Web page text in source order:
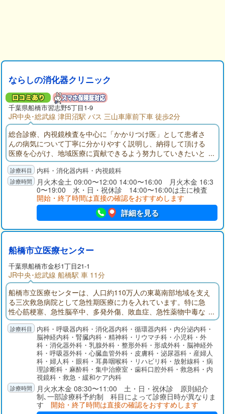
ならしの消化器クリニック
千葉県船橋市習志野5丁目1-9
JR中央･総武線 津田沼駅 バス 三山車庫前下車 徒歩2分
総合診療、内視鏡検査を中心に「かかりつけ医」として患者さ
んの病気について丁寧に分かりやすく説明し、納得して頂ける
医療を心がけ、地域医療に貢献できるよう努力していきたいと
思っております。
内科・消化器内科・内視鏡科
月火木金土 09:00〜12:00 14:00〜16:00 月火木金 16:3
0〜19:00 水・日・祝休診 14:00〜16:00は主に検査
開始・終了時間は直接の確認をおすすめします
詳細を見る
船橋市立医療センター
千葉県船橋市金杉1丁目21-1
JR中央･総武線 船橋駅 車 11分
船橋市立医療センターは、人口約110万人の東葛南部地域を支え
る三次救急病院として急性期医療に力を入れています。特に急
性心筋梗塞、急性脳卒中、多発外傷、敗血症、急性薬物中毒な
ど超急性期治療が必要な疾患に対応し、その後の集中治療まで
の一貫した診療を提供しているのが特徴です。質が高く密度の
濃い医療サービス、さらには急性期リハビリ、回復期・療養型
病床、そして在宅療養に向けて患者さんが切れ目なく円滑に移
行できるよう取り組んでいます。
内科・呼吸器内科・消化器内科・循環器内科・内分泌内科・
脳神経内科・腎臓内科・精神科・リウマチ科・小児科・外
科・消化器外科・乳腺外科・整形外科・形成外科・脳神経外
科・呼吸器外科・心臓血管外科・皮膚科・泌尿器科・産婦人
科・婦人科・眼科・耳鼻咽喉科・リハビリ科・放射線科・病
理診断科・麻酔科・集中治療室・歯科口腔外科・救急科・内
視鏡科・救急・緩和ケア内科
月火水木金 08:30〜11:00 土・日・祝休診 原則紹介
制､一部診療科予約制 科目によって診療日時が異なりま
す 開始・終了時間は直接の確認をおすすめします